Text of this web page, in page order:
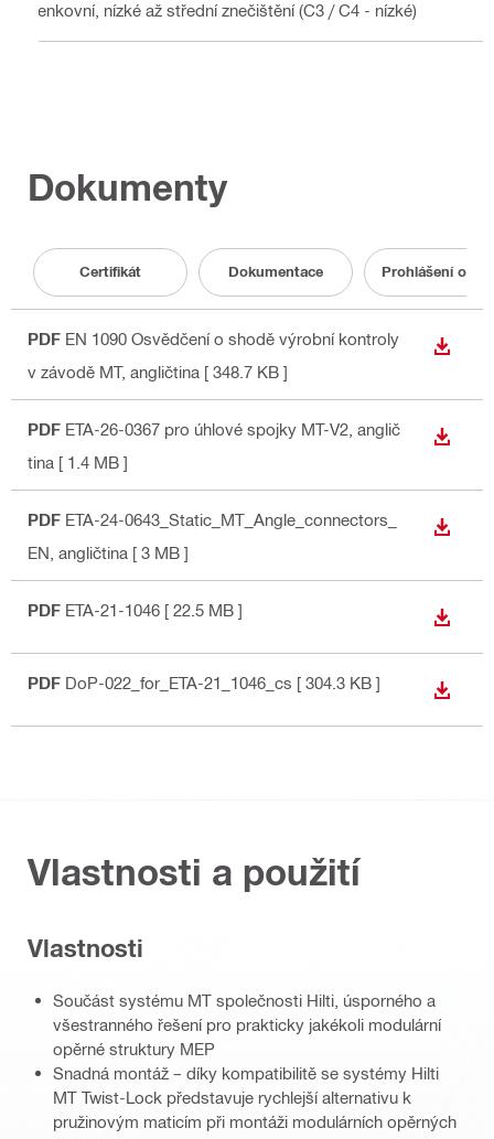
Venkovní, nízké až střední znečištění (C3 / C4 - nízké)
Dokumenty
Certifikát Dokumentace Prohlášení o
PDF EN 1090 Osvědčení o shodě výrobní kontroly
v závodě MT, angličtina [ 348.7 KB ]
PDF ETA-26-0367 pro úhlové spojky MT-V2 , anglič
tina [ 1.4 MB ]
PDF ETA-24-0643_Static_MT_Angle_connectors_
EN , angličtina [ 3 MB ]
PDF ETA-21-1046 [ 22.5 MB ]
PDF DoP-022_for_ETA-21_1046_cs [ 304.3 KB ]
Vlastnosti a použití
Vlastnosti
Součást systému MT společnosti Hilti, úsporného a
všestranného řešení pro prakticky jakékoli modulární
opěrné struktury MEP
Snadná montáž – díky kompatibilitě se systémy Hilti
MT Twist-Lock představuje rychlejší alternativu k
pružinovým maticím při montáži modulárních opěrných